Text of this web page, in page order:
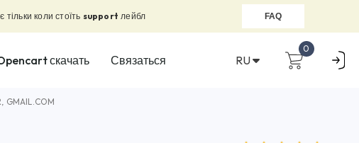
коли стоїть support лейбл FAQ
скачать Связаться RU
0